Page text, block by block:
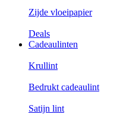
Zijde vloeipapier
Deals
Cadeaulinten
Krullint
Bedrukt cadeaulint
Satijn lint